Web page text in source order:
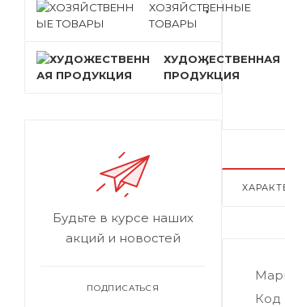
Код
ХОЗЯЙСТВЕННЫЕ
ТОВАРЫ
ХУДОЖЕСТВЕННАЯ
ПРОДУКЦИЯ
Будьте в курсе наших
акций и новостей
ПОДПИСАТЬСЯ